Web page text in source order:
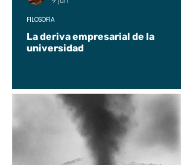
La deriva empresarial de la
universidad
FILOSOFÍA